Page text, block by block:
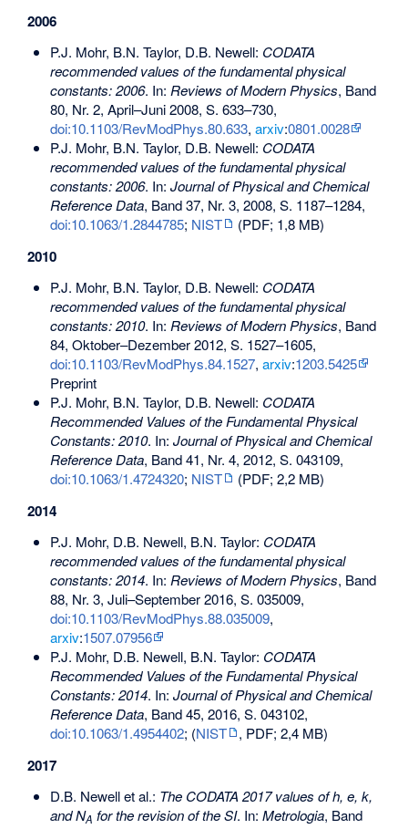
2006
P.J. Mohr, B.N. Taylor, D.B. Newell: CODATA
recommended values of the fundamental physical
constants: 2006. In: Reviews of Modern Physics, Band
80, Nr. 2, April–Juni 2008, S. 633–730,
doi:10.1103/RevModPhys.80.633, arxiv:0801.0028
P.J. Mohr, B.N. Taylor, D.B. Newell: CODATA
recommended values of the fundamental physical
constants: 2006. In: Journal of Physical and Chemical
Reference Data, Band 37, Nr. 3, 2008, S. 1187–1284,
doi:10.1063/1.2844785; NIST (PDF; 1,8 MB)
2010
P.J. Mohr, B.N. Taylor, D.B. Newell: CODATA
recommended values of the fundamental physical
constants: 2010. In: Reviews of Modern Physics, Band
84, Oktober–Dezember 2012, S. 1527–1605,
doi:10.1103/RevModPhys.84.1527, arxiv:1203.5425
Preprint
P.J. Mohr, B.N. Taylor, D.B. Newell: CODATA
Recommended Values of the Fundamental Physical
Constants: 2010. In: Journal of Physical and Chemical
Reference Data, Band 41, Nr. 4, 2012, S. 043109,
doi:10.1063/1.4724320; NIST (PDF; 2,2 MB)
2014
P.J. Mohr, D.B. Newell, B.N. Taylor: CODATA
recommended values of the fundamental physical
constants: 2014. In: Reviews of Modern Physics, Band
88, Nr. 3, Juli–September 2016, S. 035009,
doi:10.1103/RevModPhys.88.035009,
arxiv:1507.07956
P.J. Mohr, D.B. Newell, B.N. Taylor: CODATA
Recommended Values of the Fundamental Physical
Constants: 2014. In: Journal of Physical and Chemical
Reference Data, Band 45, 2016, S. 043102,
doi:10.1063/1.4954402; (NIST , PDF; 2,4 MB)
2017
D.B. Newell et al.: The CODATA 2017 values of h, e, k,
and NA for the revision of the SI. In: Metrologia, Band